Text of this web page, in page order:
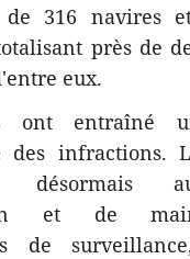
de 316 navires
près de
eux.
ont entraîné
des infractions.
désormais
et de
de